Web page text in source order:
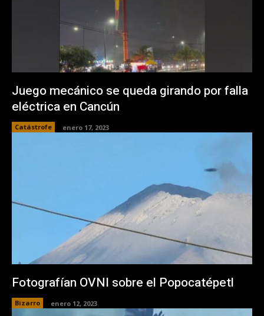
Juego mecánico se queda girando por falla
eléctrica en Cancún
Catástrofe enero 17, 2023
Fotografían OVNI sobre el Popocatépetl
Bizarro enero 12, 2023